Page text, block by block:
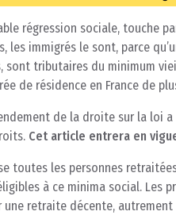
régression sociale, touche
les immigrés le sont, parce
sont tributaires du minimum
de résidence en France de
de la droite sur la loi
Cet article entrera en
toutes les personnes
à ce minima social. Les
retraite décente,